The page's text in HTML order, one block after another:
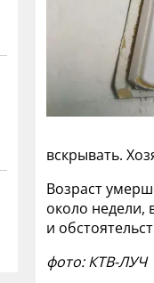
вскрывать.
Возраст
около недели,
и
фото: КТВ-ЛУЧ